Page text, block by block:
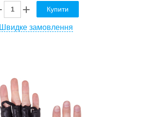
Купити
Швидке замовлення